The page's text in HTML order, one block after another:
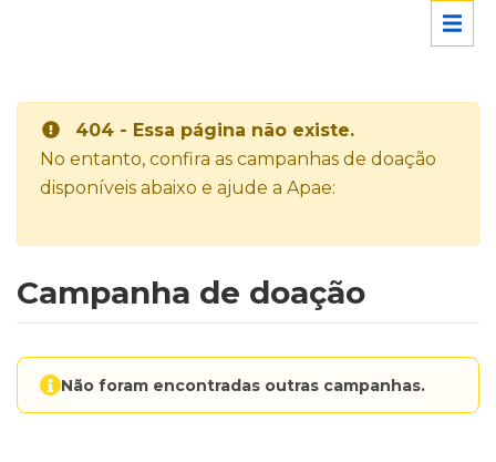
404 - Essa página não existe.
No entanto, confira as campanhas de doação
disponíveis abaixo e ajude a Apae:
Campanha de doação
Não foram encontradas outras campanhas.